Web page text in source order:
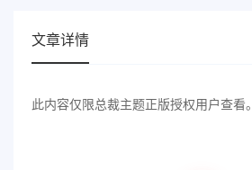
文章详情
此内容仅限总裁主题正版授权用户查看。